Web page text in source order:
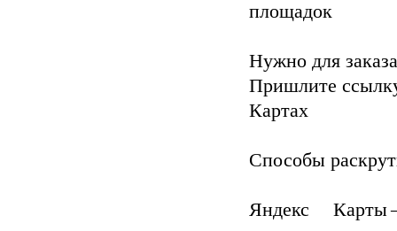
площадок
Нужно для
Пришлите
Картах
Способы
Яндекс